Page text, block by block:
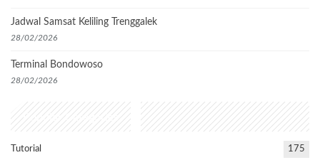
Jadwal Samsat Keliling Trenggalek
28/02/2026
Terminal Bondowoso
28/02/2026
Popular Categories
Tutorial 175